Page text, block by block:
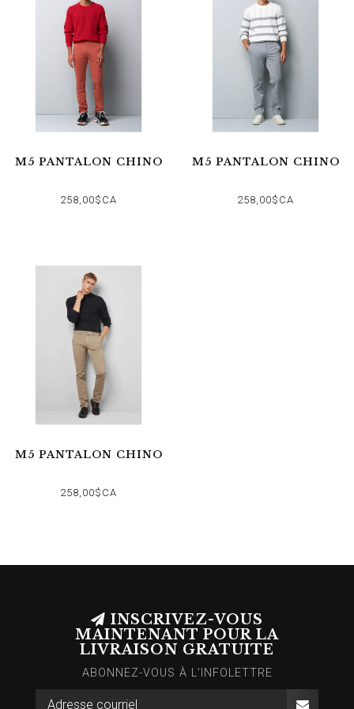
M5 PANTALON CHINO
258,00$CA
M5 PANTALON CHINO
258,00$CA
M5 PANTALON CHINO
258,00$CA
INSCRIVEZ-VOUS
MAINTENANT POUR LA
LIVRAISON GRATUITE
ABONNEZ-VOUS À L’INFOLETTRE